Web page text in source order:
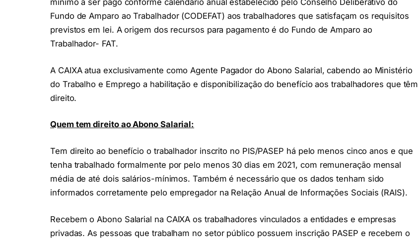
mínimo a ser pago conforme calendário anual estabelecido pelo Conselho Deliberativo do
Fundo de Amparo ao Trabalhador (CODEFAT) aos trabalhadores que satisfaçam os requisitos
previstos em lei. A origem dos recursos para pagamento é do Fundo de Amparo ao
Trabalhador- FAT.
A CAIXA atua exclusivamente como Agente Pagador do Abono Salarial, cabendo ao Ministério
do Trabalho e Emprego a habilitação e disponibilização do benefício aos trabalhadores que têm
direito.
Quem tem direito ao Abono Salarial:
Tem direito ao benefício o trabalhador inscrito no PIS/PASEP há pelo menos cinco anos e que
tenha trabalhado formalmente por pelo menos 30 dias em 2021, com remuneração mensal
média de até dois salários-mínimos. Também é necessário que os dados tenham sido
informados corretamente pelo empregador na Relação Anual de Informações Sociais (RAIS).
Recebem o Abono Salarial na CAIXA os trabalhadores vinculados a entidades e empresas
privadas. As pessoas que trabalham no setor público possuem inscrição PASEP e recebem o